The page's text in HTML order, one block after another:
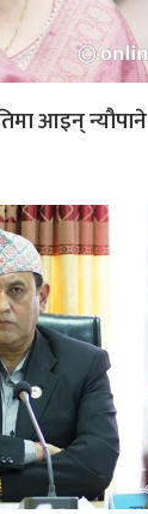
आइन् न्यौपाने